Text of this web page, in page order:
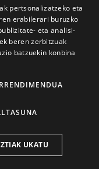
2026ko mar. 1a
pertsonalizatzeko eta
erabilerari buruzko
eta analisi-
beren zerbitzuak
batzuekin konbina
UKATU